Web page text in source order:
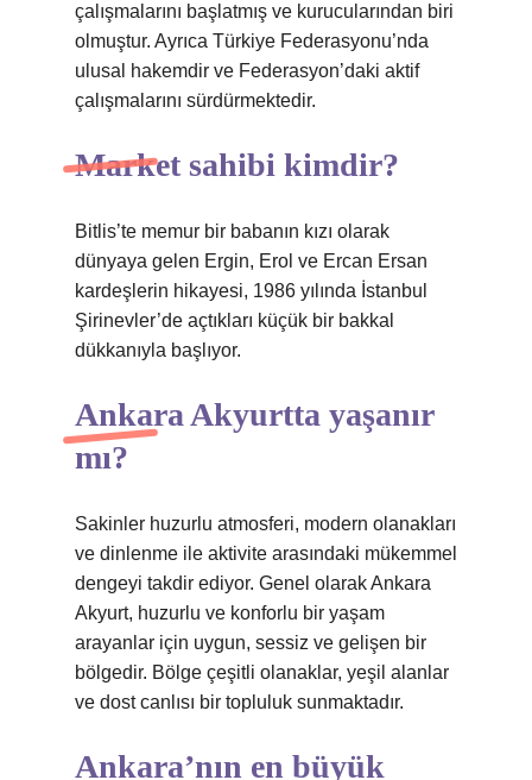
çalışmalarını başlatmış ve kurucularından biri
olmuştur. Ayrıca Türkiye Federasyonu’nda
ulusal hakemdir ve Federasyon’daki aktif
çalışmalarını sürdürmektedir.
Market sahibi kimdir?
Bitlis’te memur bir babanın kızı olarak
dünyaya gelen Ergin, Erol ve Ercan Ersan
kardeşlerin hikayesi, 1986 yılında İstanbul
Şirinevler’de açtıkları küçük bir bakkal
dükkanıyla başlıyor.
Ankara Akyurtta yaşanır
mı?
Sakinler huzurlu atmosferi, modern olanakları
ve dinlenme ile aktivite arasındaki mükemmel
dengeyi takdir ediyor. Genel olarak Ankara
Akyurt, huzurlu ve konforlu bir yaşam
arayanlar için uygun, sessiz ve gelişen bir
bölgedir. Bölge çeşitli olanaklar, yeşil alanlar
ve dost canlısı bir topluluk sunmaktadır.
Ankara’nın en büyük